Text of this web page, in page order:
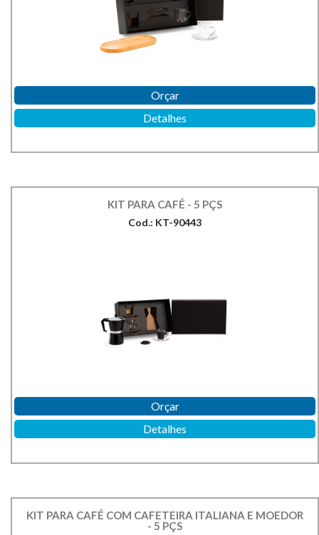
Orçar
Detalhes
KIT PARA CAFÉ - 5 PÇS
Cod.: KT-90443
Orçar
Detalhes
KIT PARA CAFÉ COM CAFETEIRA ITALIANA E MOEDOR
- 5 PÇS